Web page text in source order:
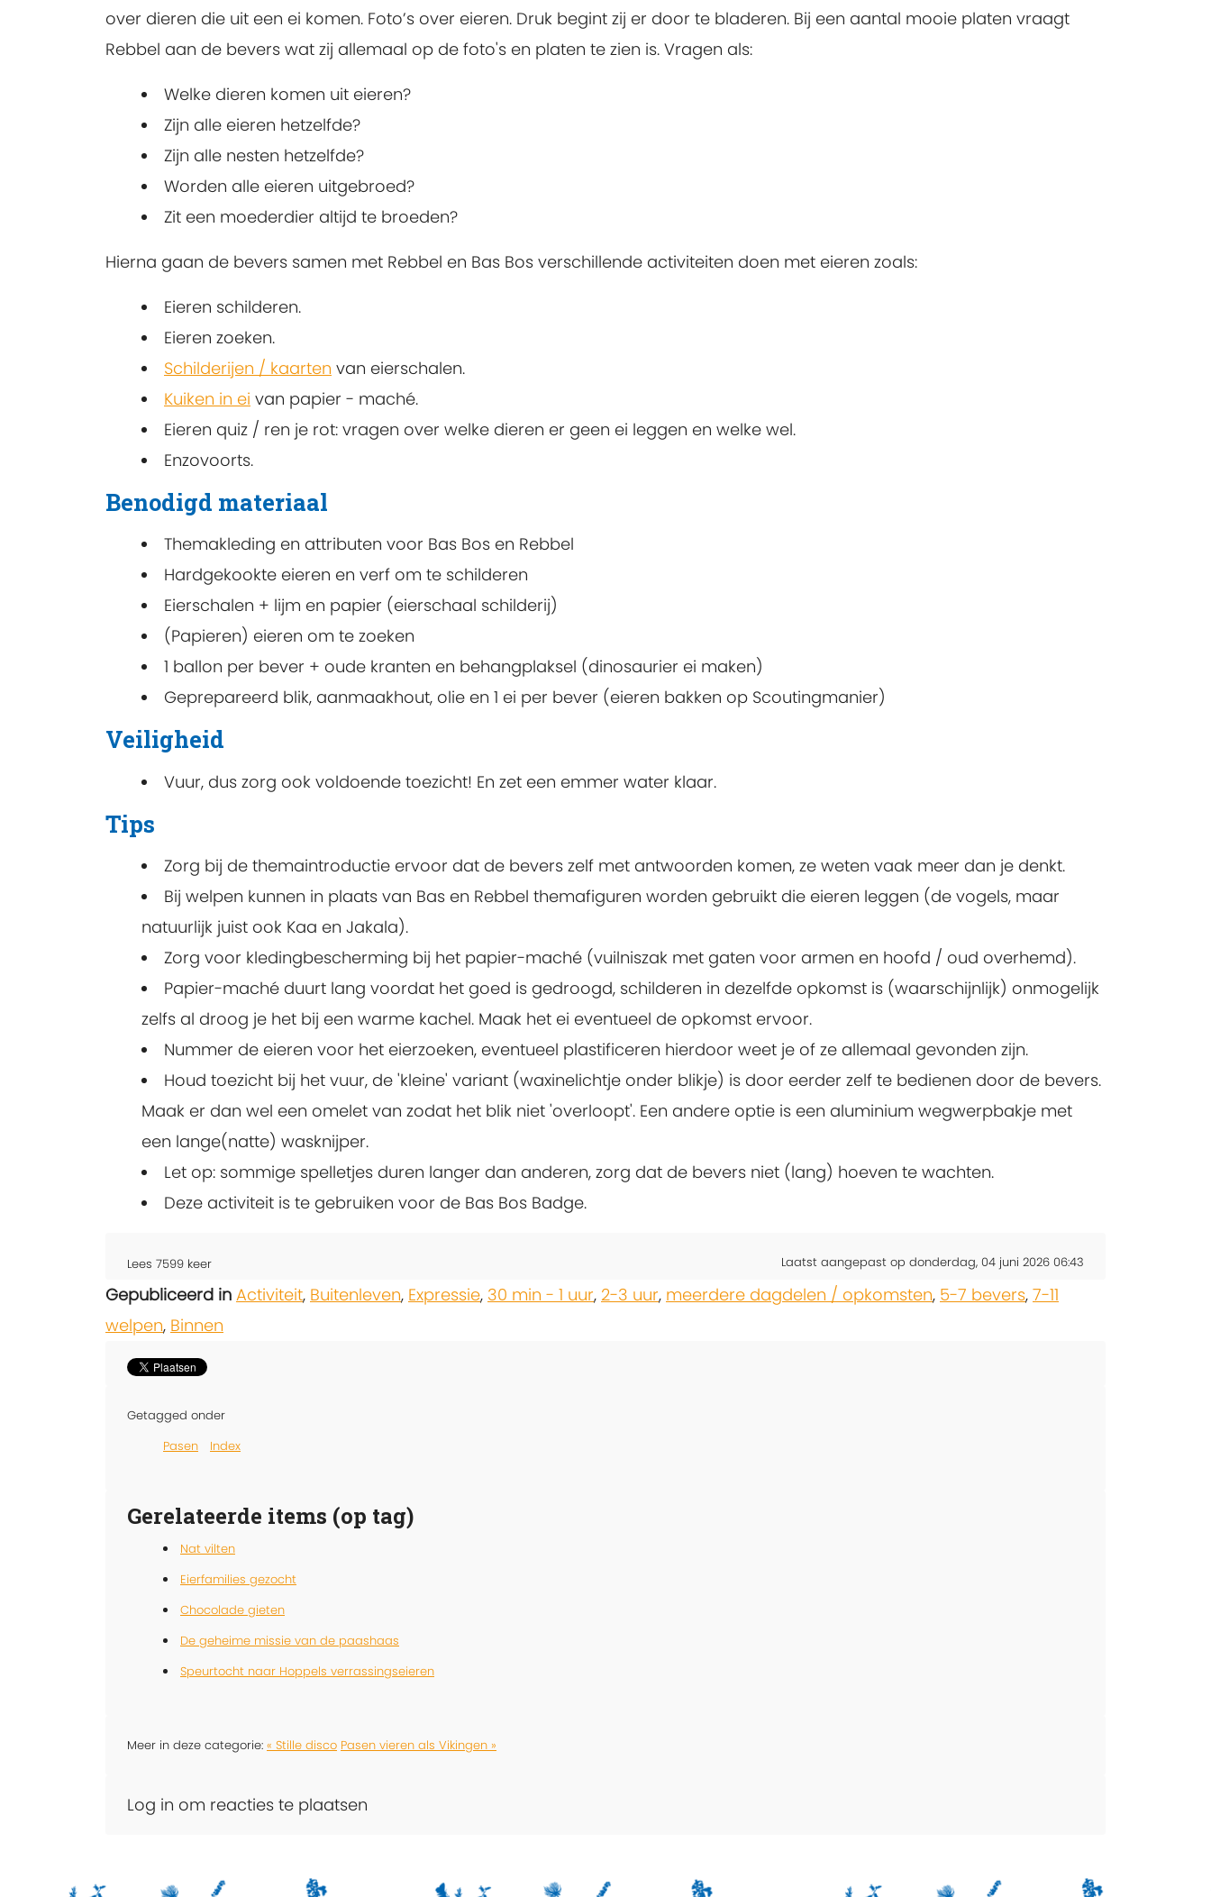
over dieren die uit een ei komen. Foto’s over eieren. Druk begint zij er door te bladeren. Bij een aantal mooie platen vraagt
Rebbel aan de bevers wat zij allemaal op de foto's en platen te zien is. Vragen als:
Welke dieren komen uit eieren?
Zijn alle eieren hetzelfde?
Zijn alle nesten hetzelfde?
Worden alle eieren uitgebroed?
Zit een moederdier altijd te broeden?
Hierna gaan de bevers samen met Rebbel en Bas Bos verschillende activiteiten doen met eieren zoals:
Eieren schilderen.
Eieren zoeken.
Schilderijen / kaarten van eierschalen.
Kuiken in ei van papier - maché.
Eieren quiz / ren je rot: vragen over welke dieren er geen ei leggen en welke wel.
Enzovoorts.
Benodigd materiaal
Themakleding en attributen voor Bas Bos en Rebbel
Hardgekookte eieren en verf om te schilderen
Eierschalen + lijm en papier (eierschaal schilderij)
(Papieren) eieren om te zoeken
1 ballon per bever + oude kranten en behangplaksel (dinosaurier ei maken)
Geprepareerd blik, aanmaakhout, olie en 1 ei per bever (eieren bakken op Scoutingmanier)
Veiligheid
Vuur, dus zorg ook voldoende toezicht! En zet een emmer water klaar.
Tips
Zorg bij de themaintroductie ervoor dat de bevers zelf met antwoorden komen, ze weten vaak meer dan je denkt.
Bij welpen kunnen in plaats van Bas en Rebbel themafiguren worden gebruikt die eieren leggen (de vogels, maar
natuurlijk juist ook Kaa en Jakala).
Zorg voor kledingbescherming bij het papier-maché (vuilniszak met gaten voor armen en hoofd / oud overhemd).
Papier-maché duurt lang voordat het goed is gedroogd, schilderen in dezelfde opkomst is (waarschijnlijk) onmogelijk
zelfs al droog je het bij een warme kachel. Maak het ei eventueel de opkomst ervoor.
Nummer de eieren voor het eierzoeken, eventueel plastificeren hierdoor weet je of ze allemaal gevonden zijn.
Houd toezicht bij het vuur, de 'kleine' variant (waxinelichtje onder blikje) is door eerder zelf te bedienen door de bevers.
Maak er dan wel een omelet van zodat het blik niet 'overloopt'. Een andere optie is een aluminium wegwerpbakje met
een lange(natte) wasknijper.
Let op: sommige spelletjes duren langer dan anderen, zorg dat de bevers niet (lang) hoeven te wachten.
Deze activiteit is te gebruiken voor de Bas Bos Badge.
Lees 7599 keer Laatst aangepast op donderdag, 04 juni 2026 06:43
Gepubliceerd in Activiteit, Buitenleven, Expressie, 30 min - 1 uur, 2-3 uur, meerdere dagdelen / opkomsten, 5-7 bevers, 7-11
welpen, Binnen
Getagged onder
Pasen
Index
Gerelateerde items (op tag)
Nat vilten
Eierfamilies gezocht
Chocolade gieten
De geheime missie van de paashaas
Speurtocht naar Hoppels verrassingseieren
Meer in deze categorie: « Stille disco Pasen vieren als Vikingen »
Log in om reacties te plaatsen